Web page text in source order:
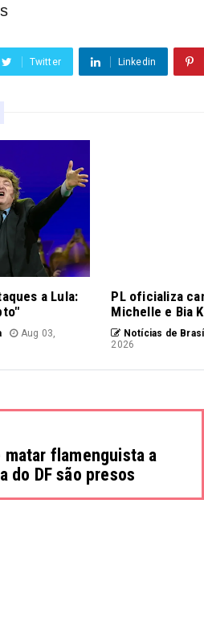
Twitter Linkedin
a Lula:
Aug 03,
PL oficializa
Michelle e Bia
Notícias de
2026
flamenguista a
do DF são presos